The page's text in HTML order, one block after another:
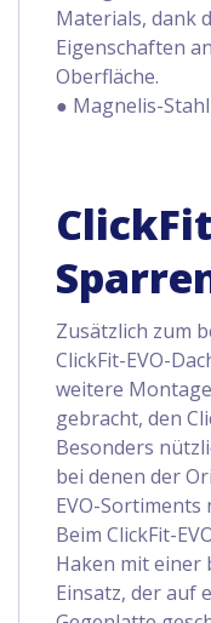
Materials, dank
Eigenschaften
Oberfläche.
● Magnelis-
Zusätzlich zum
ClickFit-EVO-
weitere
gebracht, den
Besonders
bei denen der
EVO-
Beim ClickFit-
Haken mit einer
Einsatz, der auf